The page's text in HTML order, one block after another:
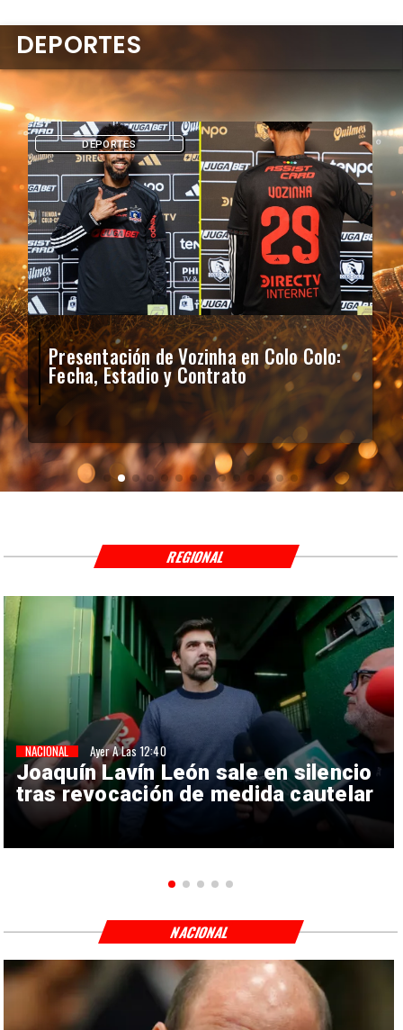
Presentación de Vozinha en Colo Colo:
Fecha, Estadio y Contrato
DEPORTES
DEPORTES
Joaquín Lavín León sale en silencio
tras revocación de medida cautelar
NACIONAL Ayer A Las 12:40
REGIONAL
NACIONAL